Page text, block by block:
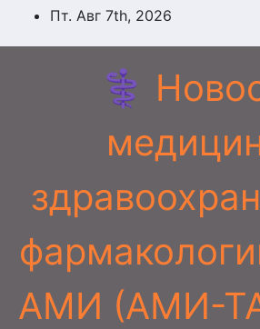
ПерейтиПт. Авг 7th, 2026
⚕️
АМИ (АМИ-